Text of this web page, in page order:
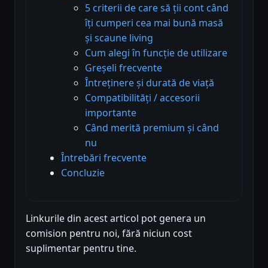
5 criterii de care să ții cont când
îți cumperi cea mai bună masă
și scaune living
Cum alegi în funcție de utilizare
Greșeli frecvente
Întreținere și durată de viață
Compatibilități / accesorii
importante
Când merită premium și când
nu
Întrebări frecvente
Concluzie
Linkurile din acest articol pot genera un
comision pentru noi, fără niciun cost
suplimentar pentru tine.